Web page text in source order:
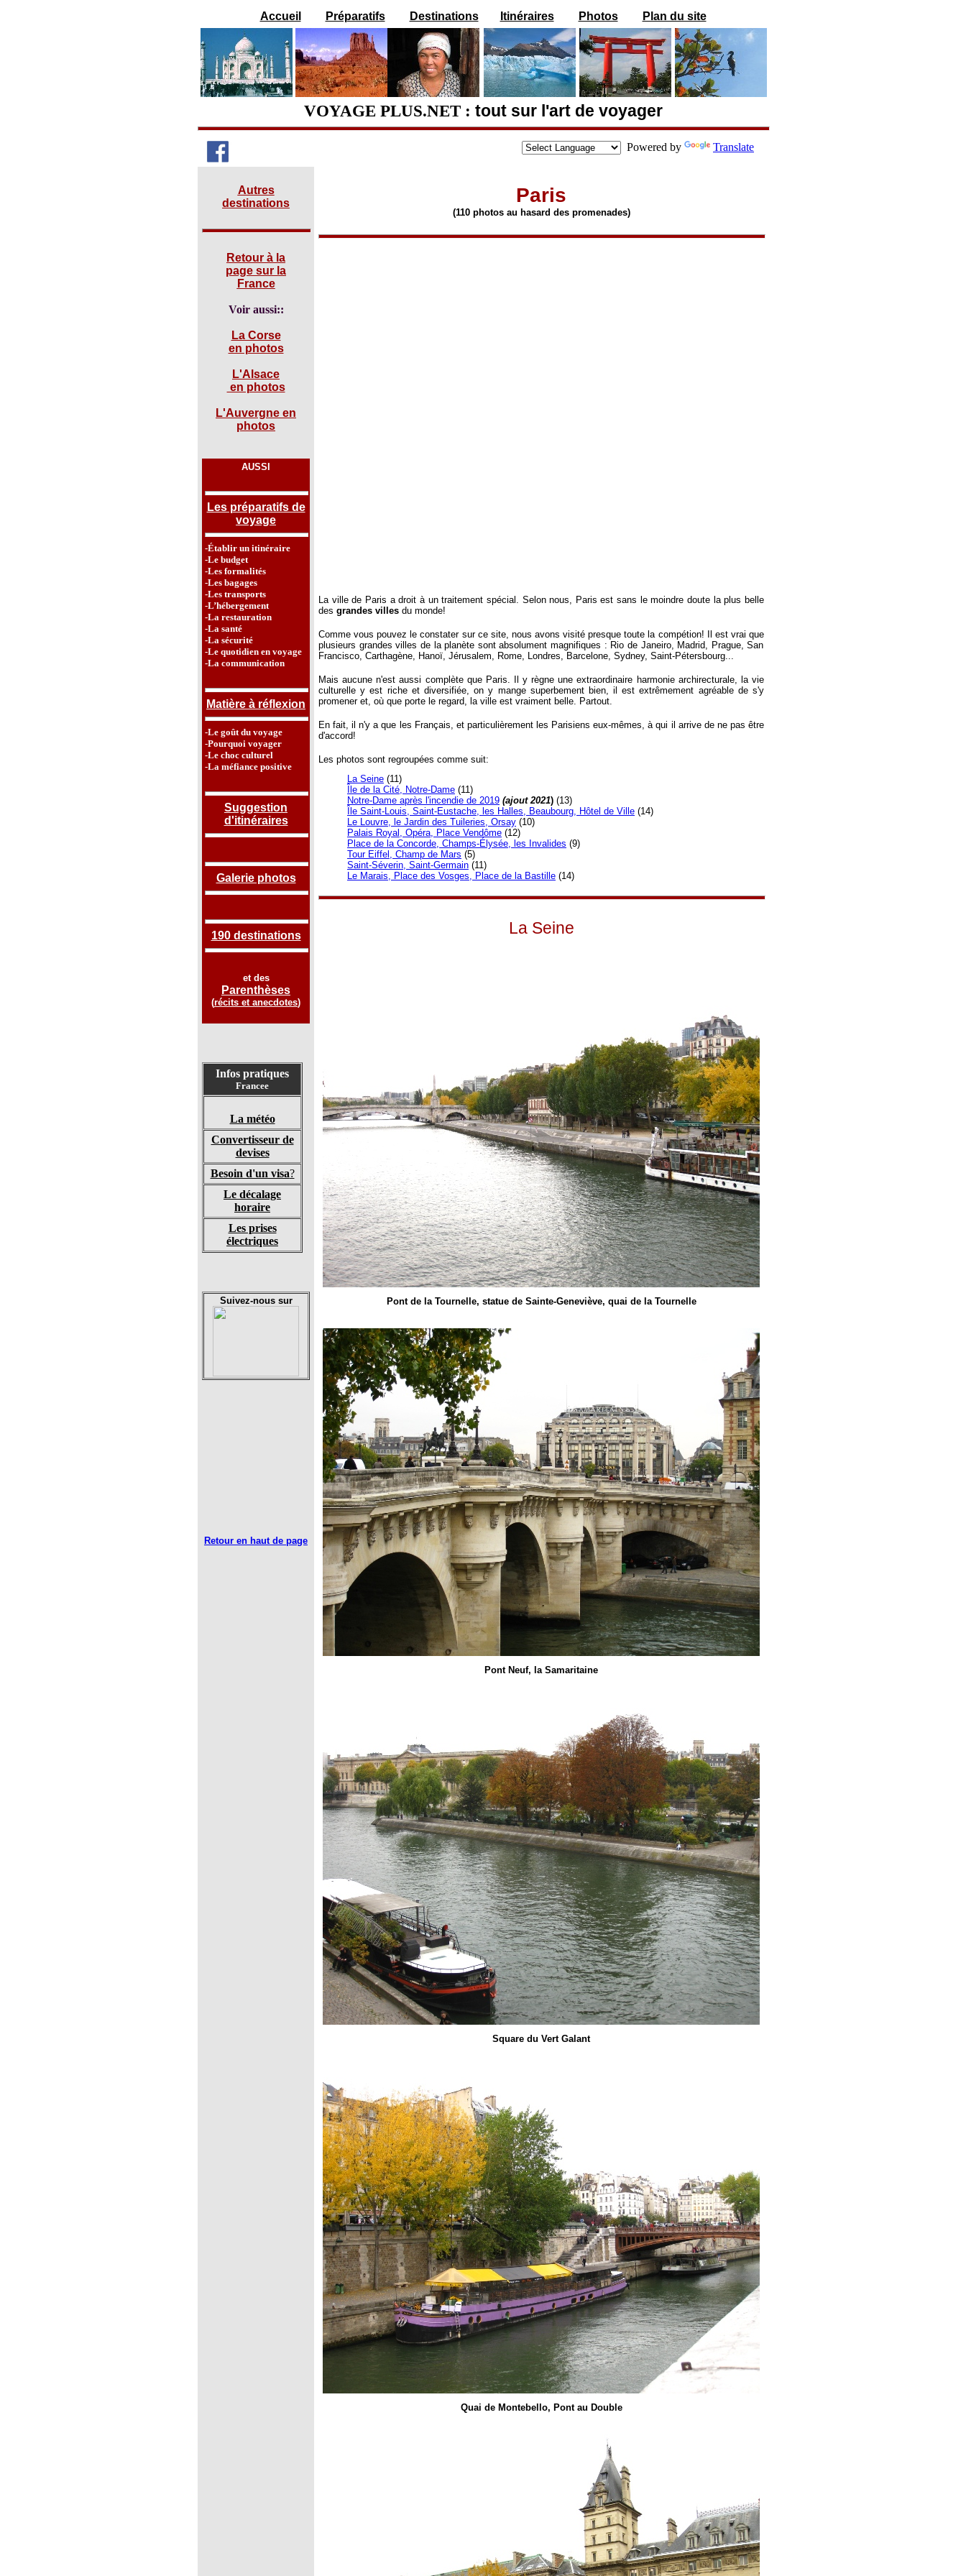
Accueil Préparatifs Destinations Itinéraires Photos Plan du site
VOYAGE PLUS.NET : tout sur l'art de voyager
Powered by Translate
Autres
destinations
Retour à la
page sur la
France
Voir aussi::
La Corse
en photos
L'Alsace
en photos
L'Auvergne en
photos
AUSSI
Les préparatifs de
voyage
-Établir un itinéraire
-Le budget
-Les formalités
-Les bagages
-Les transports
-L’hébergement
-La restauration
-La santé
-La sécurité
-Le quotidien en voyage
-La communication
Matière à réflexion
-Le goût du voyage
-Pourquoi voyager
-Le choc culturel
-La méfiance positive
Suggestion
d'itinéraires
Galerie photos
190 destinations
et des
Parenthèses
(récits et anecdotes)
Infos pratiques
Francee
La météo
Convertisseur de
devises
Besoin d'un visa?
Le décalage
horaire
Les prises
électriques
Suivez-nous sur
Retour en haut de page
Paris
(110 photos au hasard des promenades)
La ville de Paris a droit à un traitement spécial. Selon nous, Paris est sans le moindre doute la plus belle
des grandes villes du monde!
Comme vous pouvez le constater sur ce site, nous avons visité presque toute la compétion! Il est vrai que
plusieurs grandes villes de la planète sont absolument magnifiques : Rio de Janeiro, Madrid, Prague, San
Francisco, Carthagène, Hanoï, Jérusalem, Rome, Londres, Barcelone, Sydney, Saint-Pétersbourg...
Mais aucune n'est aussi complète que Paris. Il y règne une extraordinaire harmonie archirecturale, la vie
culturelle y est riche et diversifiée, on y mange superbement bien, il est extrêmement agréable de s'y
promener et, où que porte le regard, la ville est vraiment belle. Partout.
En fait, il n'y a que les Français, et particulièrement les Parisiens eux-mêmes, à qui il arrive de ne pas être
d'accord!
Les photos sont regroupées comme suit:
La Seine (11)
Île de la Cité, Notre-Dame (11)
Notre-Dame après l'incendie de 2019 (ajout 2021) (13)
Île Saint-Louis, Saint-Eustache, les Halles, Beaubourg, Hôtel de Ville (14)
Le Louvre, le Jardin des Tuileries, Orsay (10)
Palais Royal, Opéra, Place Vendôme (12)
Place de la Concorde, Champs-Élysée, les Invalides (9)
Tour Eiffel, Champ de Mars (5)
Saint-Séverin, Saint-Germain (11)
Le Marais, Place des Vosges, Place de la Bastille (14)
La Seine
Pont de la Tournelle, statue de Sainte-Geneviève, quai de la Tournelle
Pont Neuf, la Samaritaine
Square du Vert Galant
Quai de Montebello, Pont au Double